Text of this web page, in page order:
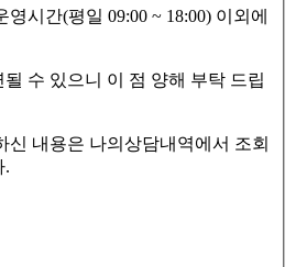
시간(평일 09:00 ~ 18:00) 이외에
수 있으니 이 점 양해 부탁 드립
신 내용은 나의상담내역에서 조회
.